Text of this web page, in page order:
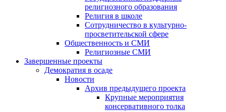
религиозного образования
Религия в школе
Сотрудничество в культурно-
просветительской сфере
Общественность и СМИ
Религиозные СМИ
Завершенные проекты
Демократия в осаде
Новости
Архив предыдущего проекта
Крупные мероприятия
консервативного толка